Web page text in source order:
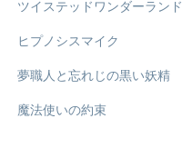
ツイステッドワンダーランド
ヒプノシスマイク
夢職人と忘れじの黒い妖精
魔法使いの約束